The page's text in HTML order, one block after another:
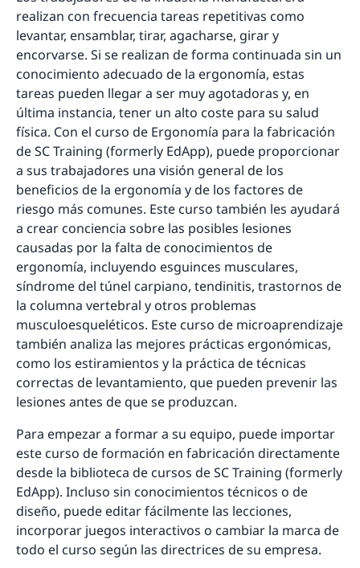
realizan con frecuencia tareas repetitivas como
levantar, ensamblar, tirar, agacharse, girar y
encorvarse. Si se realizan de forma continuada sin un
conocimiento adecuado de la ergonomía, estas
tareas pueden llegar a ser muy agotadoras y, en
última instancia, tener un alto coste para su salud
física. Con el curso de Ergonomía para la fabricación
de SC Training (formerly EdApp), puede proporcionar
a sus trabajadores una visión general de los
beneficios de la ergonomía y de los factores de
riesgo más comunes. Este curso también les ayudará
a crear conciencia sobre las posibles lesiones
causadas por la falta de conocimientos de
ergonomía, incluyendo esguinces musculares,
síndrome del túnel carpiano, tendinitis, trastornos de
la columna vertebral y otros problemas
musculoesqueléticos. Este curso de microaprendizaje
también analiza las mejores prácticas ergonómicas,
como los estiramientos y la práctica de técnicas
correctas de levantamiento, que pueden prevenir las
lesiones antes de que se produzcan.
Para empezar a formar a su equipo, puede importar
este curso de formación en fabricación directamente
desde la biblioteca de cursos de SC Training (formerly
EdApp). Incluso sin conocimientos técnicos o de
diseño, puede editar fácilmente las lecciones,
incorporar juegos interactivos o cambiar la marca de
todo el curso según las directrices de su empresa.